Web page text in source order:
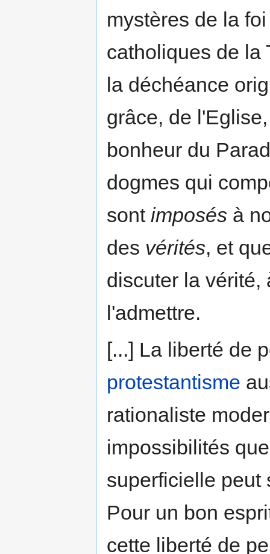
mystères de la
catholiques de la
la déchéance
grâce, de
bonheur du
dogmes qui
sont imposés à
des vérités, et
discuter la vérité,
l'admettre.
[...] La liberté de
protestantisme
rationaliste
impossibilités
superficielle peut
Pour un bon
cette liberté de